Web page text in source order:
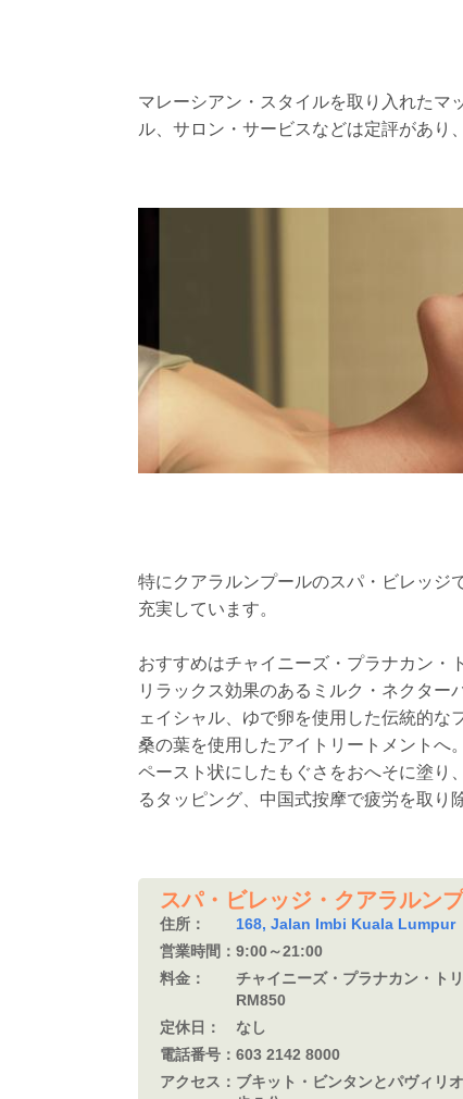
マレーシアン・スタイルを取り入れたマ
ル、サロン・サービスなどは定評があり
特にクアラルンプールのスパ・ビレッジ
充実しています。
おすすめはチャイニーズ・プラナカン・
リラックス効果のあるミルク・ネクター
ェイシャル、ゆで卵を使用した伝統的な
桑の葉を使用したアイトリートメントへ。
ペースト状にしたもぐさをおへそに塗り
るタッピング、中国式按摩で疲労を取り
スパ・ビレッジ・クアラルン
住所：
168, Jalan Imbi Kuala Lumpur
営業時間： 9:00～21:00
料金：
チャイニーズ・プラナカン・ト
RM850
定休日：
なし
電話番号： 603 2142 8000
アクセス： ブキット・ビンタンとパヴィリ